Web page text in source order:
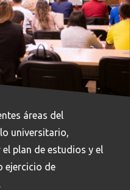
áreas del
universitario,
plan de estudios y el
ejercicio de